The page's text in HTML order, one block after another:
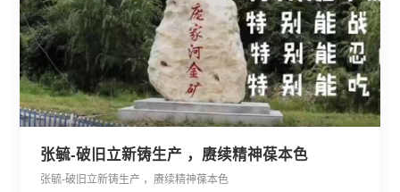
张毓-破旧立新铸生产 ，赓续精神葆本色
张毓-破旧立新铸生产 ，赓续精神葆本色